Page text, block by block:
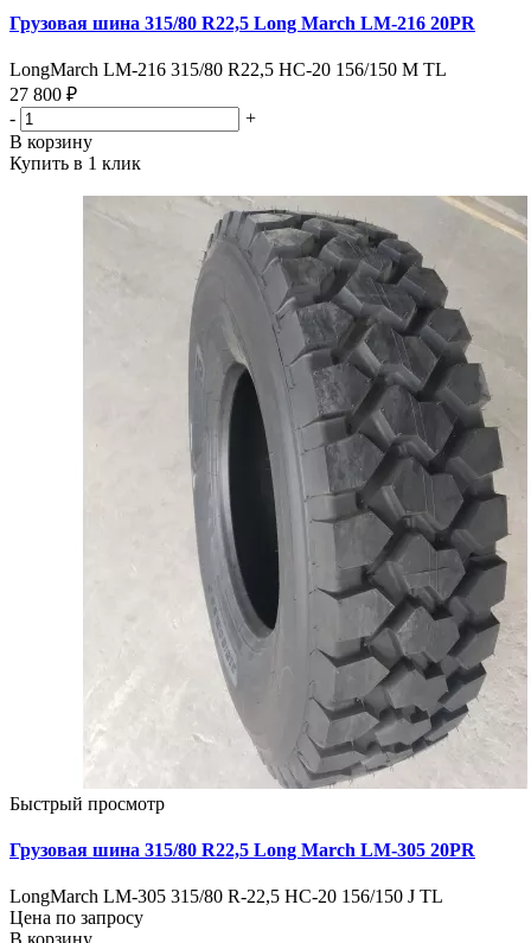
Грузовая шина 315/80 R22,5 Long March LM-216 20PR
LongMarch LM-216 315/80 R22,5 НС-20 156/150 M TL
27 800 ₽
-
+
В корзину
Купить в 1 клик
Быстрый просмотр
Грузовая шина 315/80 R22,5 Long March LM-305 20PR
LongMarch LM-305 315/80 R-22,5 HC-20 156/150 J TL
Цена по запросу